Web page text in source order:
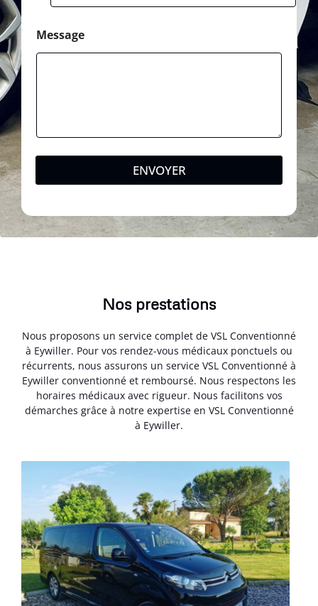
Message
ENVOYER
Nos prestations
Nous proposons un service complet de VSL Conventionné
à Eywiller. Pour vos rendez-vous médicaux ponctuels ou
récurrents, nous assurons un service VSL Conventionné à
Eywiller conventionné et remboursé. Nous respectons les
horaires médicaux avec rigueur. Nous facilitons vos
démarches grâce à notre expertise en VSL Conventionné
à Eywiller.